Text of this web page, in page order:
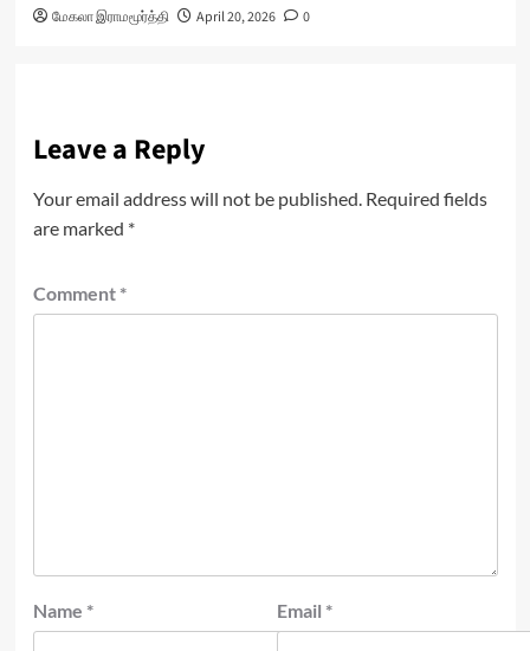
மேகலா இராமமூர்த்தி April 20, 2026 0
Leave a Reply
Your email address will not be published. Required fields
are marked *
Comment *
Name * Email *